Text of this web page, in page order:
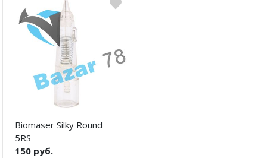
Biomaser Silky Round
5RS
150 руб.